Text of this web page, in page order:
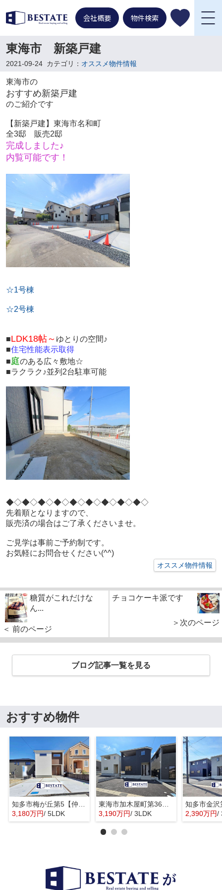
会社概要 物件検索
東海市 新築戸建
2021-09-24 カテゴリ： オススメ物件情報
東海市の
おすすめ新築戸建
のご紹介です
【新築戸建】東海市名和町
全3邸 販売2邸
完成しました♪
内覧可能です！
☆1号棟
☆2号棟
■LDK18帖～ ゆとりの空間♪
■住宅性能表示取得
■庭のある広々敷地☆
■ラクラク♪並列2台駐車可能
◆◇◆◇◆◇◆◇◆◇◆◇◆◇◆◇◆◇
先着順となりますので、
販売済の場合はご了承くださいませ。
ご見学は事前ご予約制です。
お気軽にお問合せください(^^)
オススメ物件情報
糖質がこれだけな
ん...
＜ 前のページ
チョコケーキ派です
＞次のページ
ブログ記事一覧を見る
おすすめ物件
3,180万円/ 5LDK
3,190万円/ 3LDK 2,390万円/